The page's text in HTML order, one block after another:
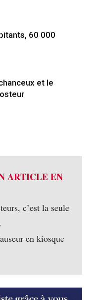
60 000
et le
ARTICLE EN
c’est la seule
en kiosque